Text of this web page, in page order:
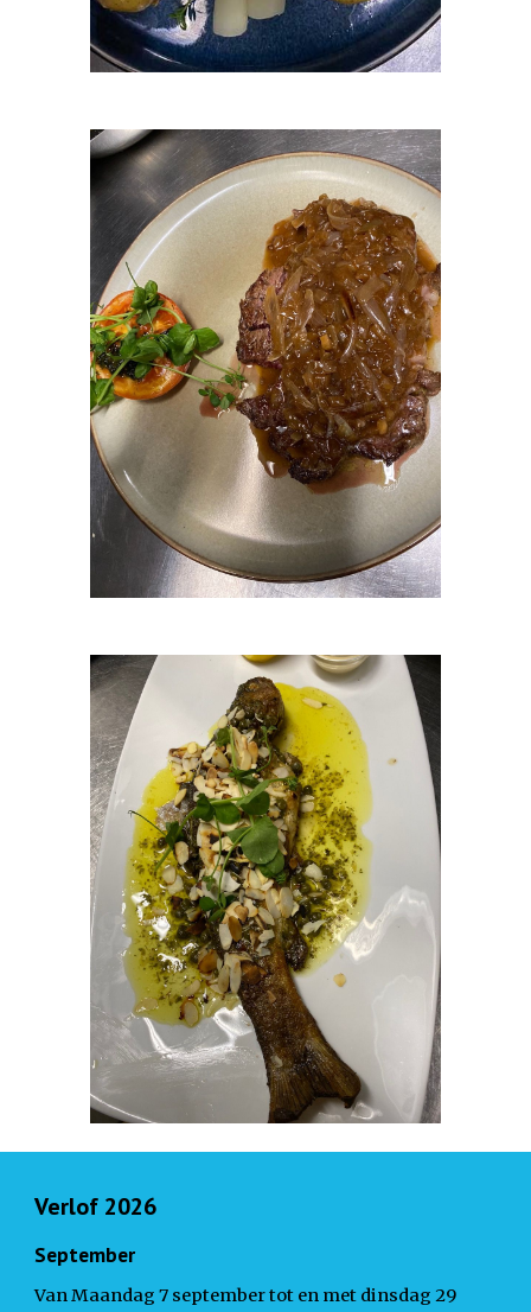
Verlof 2026
September
Van Maandag 7 september tot en met dinsdag 29